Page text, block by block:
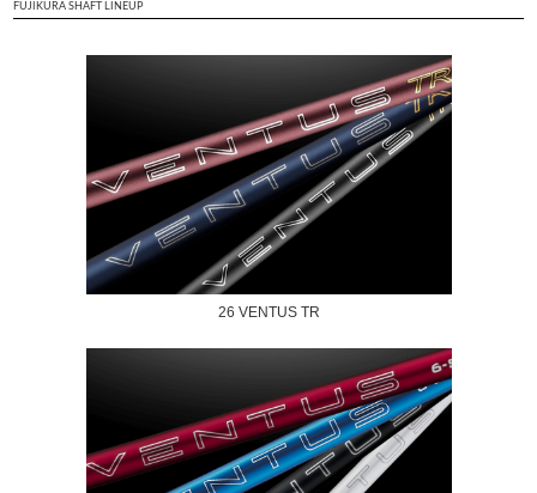
FUJIKURA SHAFT LINEUP
26 VENTUS TR